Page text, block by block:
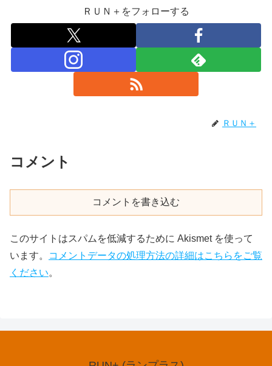
ＲＵＮ＋をフォローする
ＲＵＮ＋
コメント
コメントを書き込む
このサイトはスパムを低減するために Akismet を使って
います。
コメントデータの処理方法の詳細はこちらをご覧
ください。